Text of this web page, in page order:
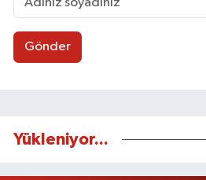
Gönder
Yükleniyor...